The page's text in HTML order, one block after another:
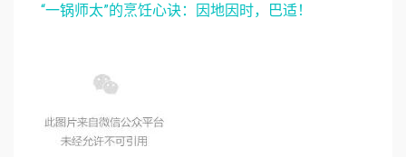
“一锅师太”的烹饪心诀：因地因时，巴适！